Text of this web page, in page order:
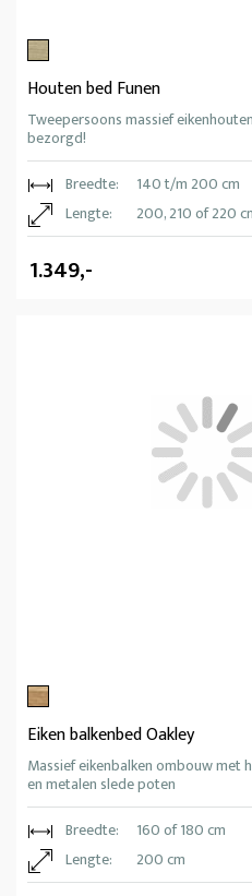
Houten bed Funen
Tweepersoons massief
bezorgd!
Breedte:
140 t/m 200 cm
Lengte:
200, 210 of 220
1.349,-
Eiken balkenbed Oakley
Massief eikenbalken ombouw
en metalen slede poten
Breedte:
160 of 180 cm
Lengte:
200 cm